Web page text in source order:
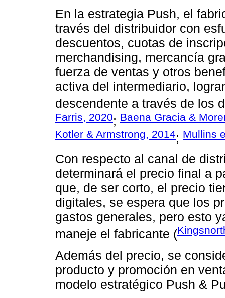
En la estrategia Push, el
través del distribuidor con
descuentos, cuotas de
merchandising, mercancía
fuerza de ventas y otros
activa del intermediario,
descendente a través de los
Farris, 2020; Baena Gracia &
Kotler & Armstrong, 2014; Mullins
Con respecto al canal de
determinará el precio final a
que, de ser corto, el precio
digitales, se espera que los
gastos generales, pero esto
maneje el fabricante (
Además del precio, se
producto y promoción en
modelo estratégico Push &